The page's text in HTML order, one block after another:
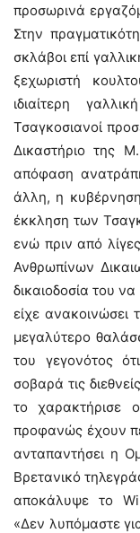
προσωρινά
Στην
σκλάβοι επί
ξεχωριστή
ιδιαίτερη
Τσαγκοσιανοί
Δικαστήριο της
απόφαση
άλλη, η
έκκληση των
ενώ πριν από
Ανθρωπίνων
δικαιοδοσία του
είχε ανακοινώσει
μεγαλύτερο
του γεγονότος
σοβαρά τις
το χαρακτήρισε
προφανώς έχουν
ανταπαντήσει η
Βρετανικό
αποκάλυψε το
«Δεν λυπόμαστε